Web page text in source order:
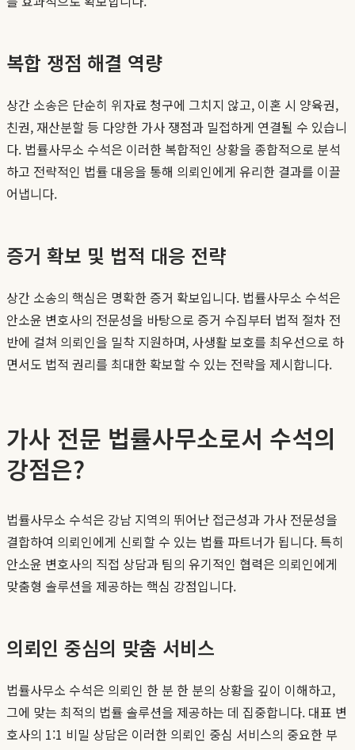
복합 쟁점 해결 역량
상간 소송은 단순히 위자료 청구에 그치지 않고, 이혼 시 양육권,
친권, 재산분할 등 다양한 가사 쟁점과 밀접하게 연결될 수 있습니
다. 법률사무소 수석은 이러한 복합적인 상황을 종합적으로 분석
하고 전략적인 법률 대응을 통해 의뢰인에게 유리한 결과를 이끌
어냅니다.
증거 확보 및 법적 대응 전략
상간 소송의 핵심은 명확한 증거 확보입니다. 법률사무소 수석은
안소윤 변호사의 전문성을 바탕으로 증거 수집부터 법적 절차 전
반에 걸쳐 의뢰인을 밀착 지원하며, 사생활 보호를 최우선으로 하
면서도 법적 권리를 최대한 확보할 수 있는 전략을 제시합니다.
가사 전문 법률사무소로서 수석의
강점은?
법률사무소 수석은 강남 지역의 뛰어난 접근성과 가사 전문성을
결합하여 의뢰인에게 신뢰할 수 있는 법률 파트너가 됩니다. 특히
안소윤 변호사의 직접 상담과 팀의 유기적인 협력은 의뢰인에게
맞춤형 솔루션을 제공하는 핵심 강점입니다.
의뢰인 중심의 맞춤 서비스
법률사무소 수석은 의뢰인 한 분 한 분의 상황을 깊이 이해하고,
그에 맞는 최적의 법률 솔루션을 제공하는 데 집중합니다. 대표 변
호사의 1:1 비밀 상담은 이러한 의뢰인 중심 서비스의 중요한 부